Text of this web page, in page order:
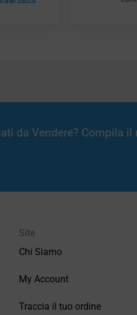
da Vendere? Compila
Site
Chi Siamo
My Account
Traccia il tuo ordine